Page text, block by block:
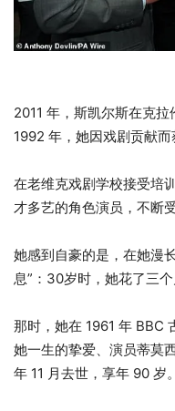
2011 年，斯凯尔斯在克拉
1992 年，她因戏剧贡献
在老维克戏剧学校接受培
才多艺的角色演员，不断
她感到自豪的是，在她漫
息”：30岁时，她花了三
那时，她在 1961 年 BBC
她一生的挚爱、演员蒂莫
年 11 月去世，享年 90 岁。